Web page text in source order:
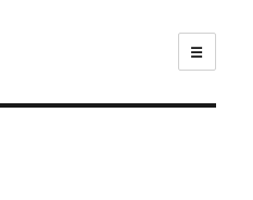
☰